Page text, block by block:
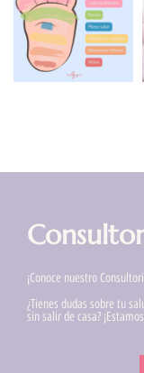
¡Conoce nuestro
¿Tienes dudas sobre tu
sin salir de casa?